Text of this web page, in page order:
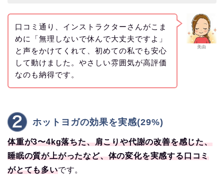
美由
口コミ通り、インストラクターさんがこま
めに「無理しないで休んで大丈夫ですよ」
と声をかけてくれて、初めての私でも安心
して動けました。やさしい雰囲気が高評価
なのも納得です。
ホットヨガの効果を実感(29%)
体重が3〜4kg落ちた、肩こりや代謝の改善を感じた、
睡眠の質が上がったなど、体の変化を実感する口コミ
がとても多いです。